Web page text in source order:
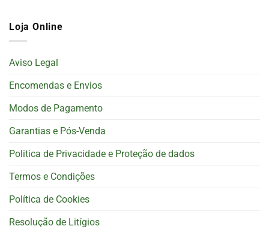
Loja Online
Aviso Legal
Encomendas e Envios
Modos de Pagamento
Garantias e Pós-Venda
Politica de Privacidade e Proteção de dados
Termos e Condições
Política de Cookies
Resolução de Litígios